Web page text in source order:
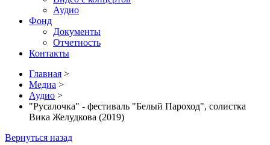
Аудио
Фонд
Документы
Отчетность
Контакты
Главная >
Медиа >
Аудио >
"Русалочка" - фестиваль "Белый Пароход", солистка
Вика Желудкова (2019)
Вернуться назад